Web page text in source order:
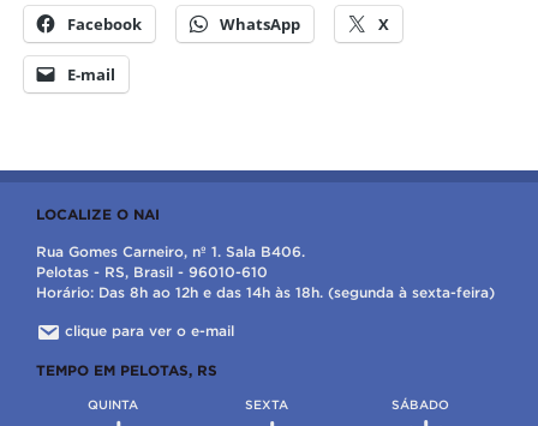
Facebook WhatsApp X
E-mail
LOCALIZE O NAI
Rua Gomes Carneiro, nº 1. Sala B406.
Pelotas - RS, Brasil - 96010-610
Horário: Das 8h ao 12h e das 14h às 18h. (segunda à sexta-feira)
clique para ver o e-mail
TEMPO EM PELOTAS, RS
QUINTA SEXTA SÁBADO